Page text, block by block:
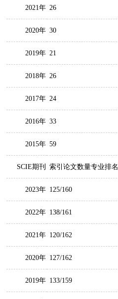
2021年 26
2020年 30
2019年 21
2018年 26
2017年 24
2016年 33
2015年 59
SCIE期刊 索引论文数量专业排名
2023年 125/160
2022年 138/161
2021年 120/162
2020年 127/162
2019年 133/159